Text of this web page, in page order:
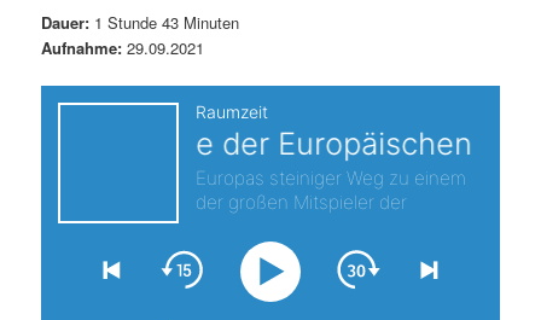
i
n
p
g
Dauer: 1 Stunde 43 Minuten
Aufnahme: 29.09.2021